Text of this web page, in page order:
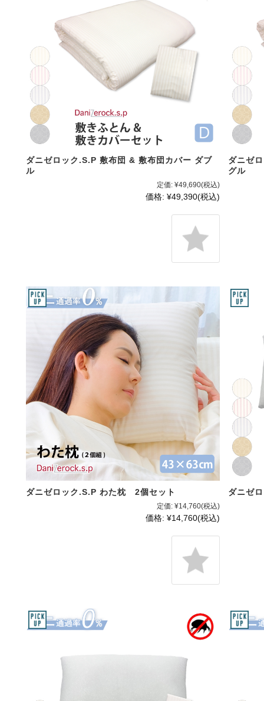
ダニゼロック.S.P 敷布団 & 敷布団カバー ダブ
ル
定価: ¥49,690(税込)
価格: ¥49,390(税込)
ダニゼ
グル
ダニゼロック.S.P わた枕 2個セット
定価: ¥14,760(税込)
価格: ¥14,760(税込)
ダニゼ